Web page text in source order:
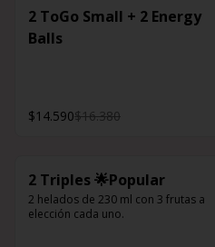
2 ToGo Small + 2 Energy
Balls
$14.590$16.380
2 Triples 🌟Popular
2 helados de 230 ml con 3 frutas a
elección cada uno.